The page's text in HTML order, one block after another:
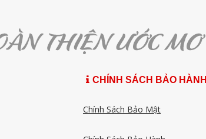
CHÍNH SÁCH BẢO
Chính Sách Bảo Mật